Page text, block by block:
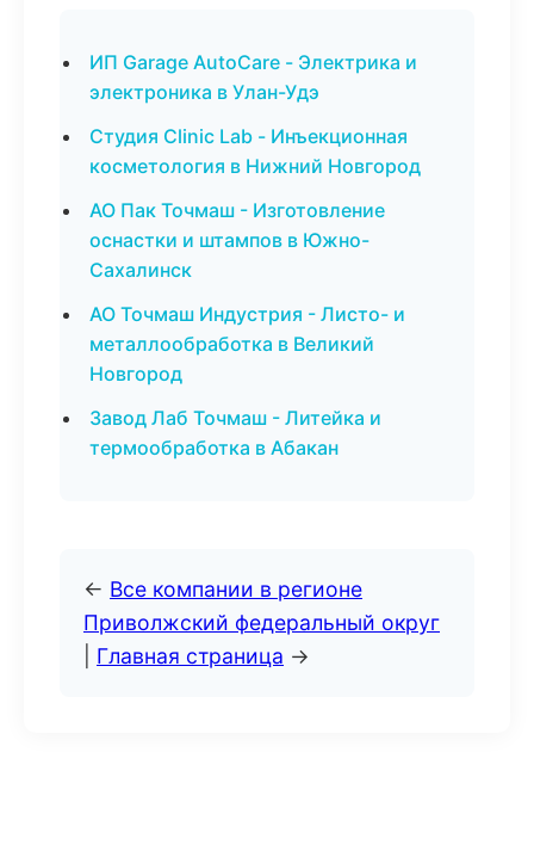
ИП Garage AutoCare - Электрика и
электроника в Улан-Удэ
Студия Clinic Lab - Инъекционная
косметология в Нижний Новгород
АО Пак Точмаш - Изготовление
оснастки и штампов в Южно-
Сахалинск
АО Точмаш Индустрия - Листо- и
металлообработка в Великий
Новгород
Завод Лаб Точмаш - Литейка и
термообработка в Абакан
← Все компании в регионе
Приволжский федеральный округ
Главная страница →